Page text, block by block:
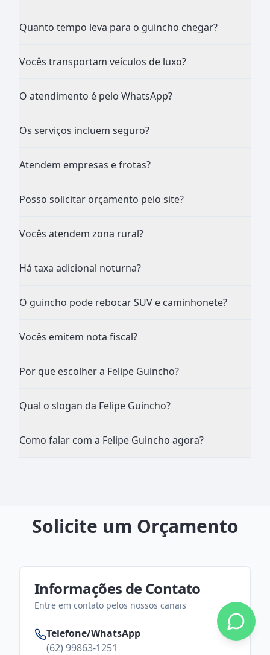
Quanto tempo leva para o guincho chegar?
Vocês transportam veículos de luxo?
O atendimento é pelo WhatsApp?
Os serviços incluem seguro?
Atendem empresas e frotas?
Posso solicitar orçamento pelo site?
Vocês atendem zona rural?
Há taxa adicional noturna?
O guincho pode rebocar SUV e caminhonete?
Vocês emitem nota fiscal?
Por que escolher a Felipe Guincho?
Qual o slogan da Felipe Guincho?
Como falar com a Felipe Guincho agora?
Solicite um Orçamento
Informações de Contato
Entre em contato pelos nossos canais
Telefone/WhatsApp
(62) 99863-1251